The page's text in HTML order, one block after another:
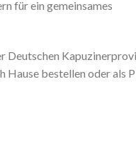
für ein gemeinsames
Deutschen
Hause bestellen oder als